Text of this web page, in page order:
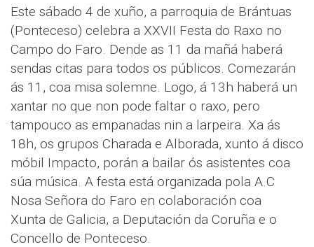
Este sábado 4 de xuño, a parroquia de Brántuas
(Ponteceso) celebra a XXVII Festa do Raxo no
Campo do Faro. Dende as 11 da mañá haberá
sendas citas para todos os públicos. Comezarán
ás 11, coa misa solemne. Logo, á 13h haberá un
xantar no que non pode faltar o raxo, pero
tampouco as empanadas nin a larpeira. Xa ás
18h, os grupos Charada e Alborada, xunto á disco
móbil Impacto, porán a bailar ós asistentes coa
súa música. A festa está organizada pola A.C
Nosa Señora do Faro en colaboración coa
Xunta de Galicia, a Deputación da Coruña e o
Concello de Ponteceso.